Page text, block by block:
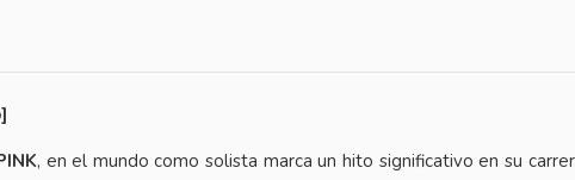
, en el mundo como solista marca un hito significativo en su